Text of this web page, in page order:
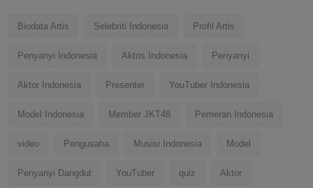
Biodata Artis Selebriti Indonesia Profil Artis
Penyanyi Indonesia Aktris Indonesia Penyanyi
Aktor Indonesia Presenter YouTuber Indonesia
Model Indonesia Member JKT48 Pemeran Indonesia
video Pengusaha Musisi Indonesia Model
Penyanyi Dangdut YouTuber quiz Aktor